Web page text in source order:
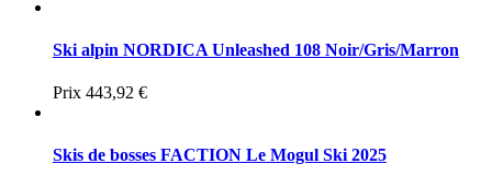
Ski alpin NORDICA Unleashed 108 Noir/Gris/Marron
Prix 443,92 €
Skis de bosses FACTION Le Mogul Ski 2025